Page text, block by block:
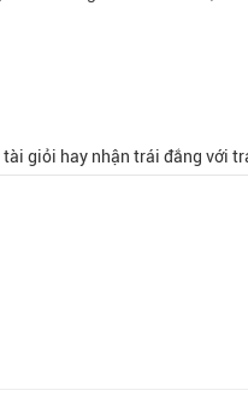
giỏi hay nhận trái đắng với